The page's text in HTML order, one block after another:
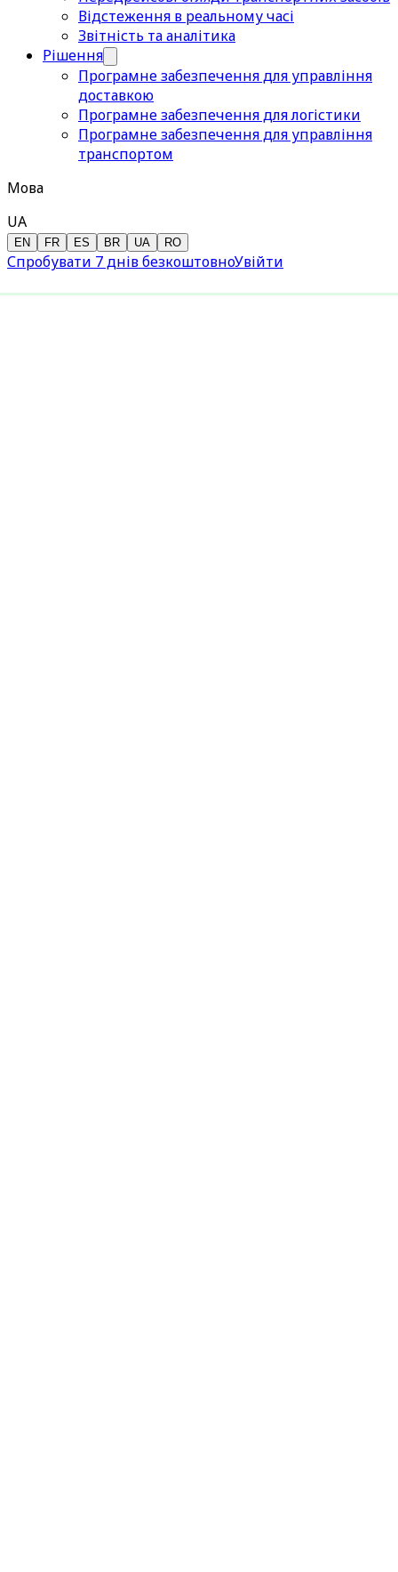
Відстеження в реальному часі
Звітність та аналітика
Рішення
Програмне забезпечення для управління
доставкою
Програмне забезпечення для логістики
Програмне забезпечення для управління
транспортом
Мова
UA
EN FR ES BR UA RO
Спробувати 7 днів безкоштовноУвійти